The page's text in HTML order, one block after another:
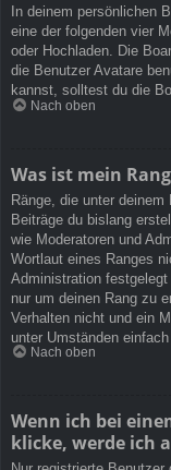
In deinem persönlichen
eine der folgenden vier
oder Hochladen. Die
die Benutzer Avatare
kannst, solltest du die
Nach oben
Was ist mein
Ränge, die unter
Beiträge du bislang
wie Moderatoren und
Wortlaut eines Ranges
Administration
nur um deinen Rang zu
Verhalten nicht und ein
unter Umständen
Nach oben
Wenn ich bei
klicke, werde ich